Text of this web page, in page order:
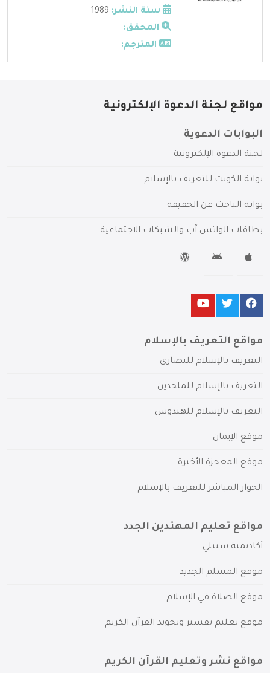
سنة النشر:
المحقق: ---
المترجم: ---
مواقع لجنة الدعوة الإلكترونية
البوابات الدعوية
لجنة الدعوة الإلكترونية
بوابة الكويت للتعريف بالإسلام
بوابة الباحث عن الحقيقة
بطاقات الواتس آب والشبكات الاجتماعية
مواقع التعريف بالإسلام
التعريف بالإسلام للنصارى
التعريف بالإسلام للملحدين
التعريف بالإسلام للهندوس
موقع الإيمان
موقع المعجزة الأخيرة
الحوار المباشر للتعريف بالإسلام
مواقع تعليم المهتدين الجدد
أكاديمية سبيلي
موقع المسلم الجديد
موقع الصلاة في الإسلام
موقع تعليم تفسير وتجويد القرآن الكريم
مواقع نشر وتعليم القرآن الكريم